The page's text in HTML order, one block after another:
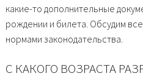
какие-то дополнительные
рождении и билета. Обсудим
нормами законодательства.
С КАКОГО ВОЗРАСТА